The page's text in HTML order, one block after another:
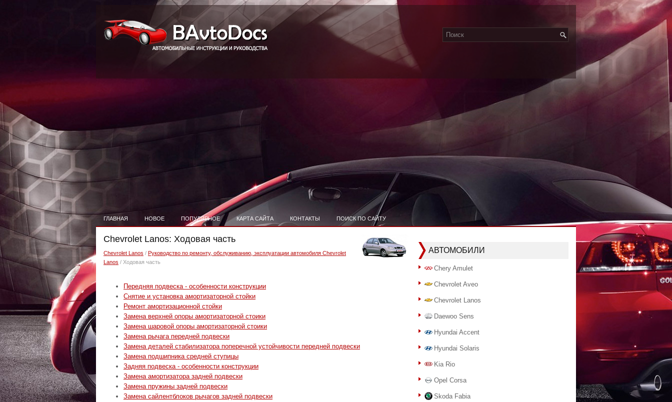
ГЛАВНАЯ НОВОЕ ПОПУЛЯРНОЕ КАРТА САЙТА КОНТАКТЫ ПОИСК ПО САЙТУ
Chevrolet Lanos: Ходовая часть
Chevrolet Lanos / Руководство по ремонту, обслуживанию, эксплуатации автомобиля Chevrolet
Lanos / Ходовая часть
Передняя подвеска - особенности конструкции
Снятие и установка амортизаторной стойки
Ремонт амортизационной стойки
Замена верхней опоры амортизаторной стоики
Замена шаровой опоры амортизаторной стоики
Замена рычага передней подвески
Замена деталей стабилизатора поперечной устойчивости передней подвески
Замена подшипника средней ступицы
Задняя подвеска - особенности конструкции
Замена амортизатора задней подвески
Замена пружины задней подвески
Замена сайлентблоков рычагов задней подвески
АВТОМОБИЛИ
Chery Amulet
Chevrolet Aveo
Chevrolet Lanos
Daewoo Sens
Hyundai Accent
Hyundai Solaris
Kia Rio
Opel Corsa
Skoda Fabia